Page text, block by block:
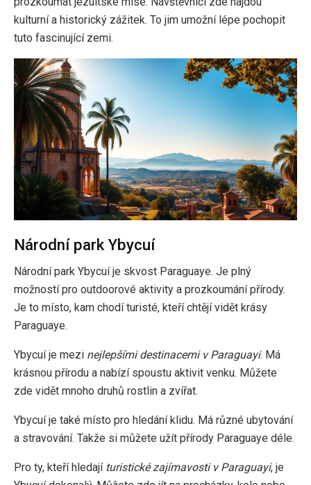
kulturní a historický zážitek. To jim umožní lépe pochopit
tuto fascinující zemi.
Národní park Ybycuí
Národní park Ybycuí je skvost Paraguaye. Je plný
možností pro outdoorové aktivity a prozkoumání přírody.
Je to místo, kam chodí turisté, kteří chtějí vidět krásy
Paraguaye.
Ybycuí je mezi nejlepšími destinacemi v Paraguayi. Má
krásnou přírodu a nabízí spoustu aktivit venku. Můžete
zde vidět mnoho druhů rostlin a zvířat.
Ybycuí je také místo pro hledání klidu. Má různé ubytování
a stravování. Takže si můžete užít přírody Paraguaye déle.
Pro ty, kteří hledají turistické zajímavosti v Paraguayi, je